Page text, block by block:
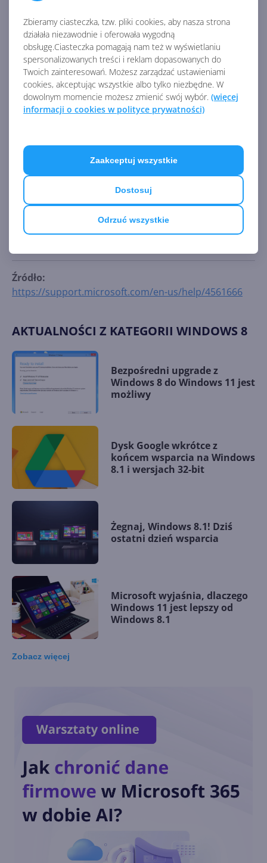
Zbieramy ciasteczka, tzw. pliki cookies, aby nasza strona
działała niezawodnie i oferowała wygodną
obsługę.Ciasteczka pomagają nam też w wyświetlaniu
spersonalizowanych treści i reklam dopasowanych do
Twoich zainteresowań. Możesz zarządzać ustawieniami
cookies, akceptując wszystkie albo tylko niezbędne. W
dowolnym momencie możesz zmienić swój wybór. (więcej
informacji o cookies w polityce prywatności)
Odrzuć wszystkie
Dostosuj
Zaakceptuj wszystkie
Istnieje obejście problemu: Jeśli zakupiono klucz ESU
i napotkano ten problem, upewnij się, że
zastosowano wszystkie wymagania wstępne i że
klucz został aktywowany. Więcej informacji na temat
aktywacji można znaleźć w tym wpisie nablogu
uzyskać informacje na temat wymagań wstępnych,
Aktualizacje (miesięczne pakiety zbiorcze) można też
pobrać w wersjach zawierających tylko łatki
bezpieczeństwa (tylko aktualizacja zabezpieczeń). Dla
Windows 7 jest nimKB4561669, dla Windows 8.1 —
KB4561673.
Źródło:
https://support.microsoft.com/en-us/help/4561666
AKTUALNOŚCI Z KATEGORII WINDOWS 8
Bezpośredni upgrade z
Windows 8 do Windows 11 jest
możliwy
Dysk Google wkrótce z
końcem wsparcia na Windows
8.1 i wersjach 32-bit
Żegnaj, Windows 8.1! Dziś
ostatni dzień wsparcia
Microsoft wyjaśnia, dlaczego
Windows 11 jest lepszy od
Windows 8.1
Windows 8.1 zacznie
ostrzegać o zbliżającym się
końcu wsparcia
Animacje powiadomień toast
inaczej
Zobacz więcej